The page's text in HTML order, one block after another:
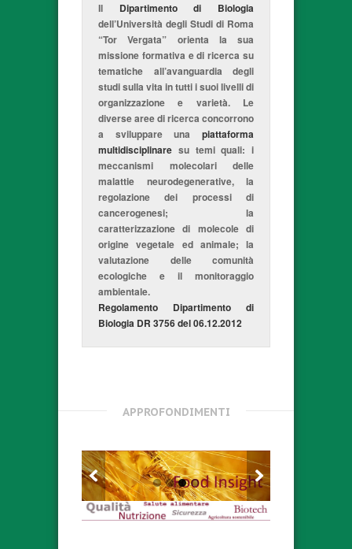
Il Dipartimento di Biologia
dell’Università degli Studi di Roma
“Tor Vergata” orienta la sua
missione formativa e di ricerca su
tematiche all’avanguardia degli
studi sulla vita in tutti i suoi livelli di
organizzazione e varietà. Le
diverse aree di ricerca concorrono
a sviluppare una piattaforma
multidisciplinare su temi quali: i
meccanismi molecolari delle
malattie neurodegenerative, la
regolazione dei processi di
cancerogenesi; la
caratterizzazione di molecole di
origine vegetale ed animale; la
valutazione delle comunità
ecologiche e il monitoraggio
ambientale.
Regolamento Dipartimento di
Biologia DR 3756 del 06.12.2012
APPROFONDIMENTI